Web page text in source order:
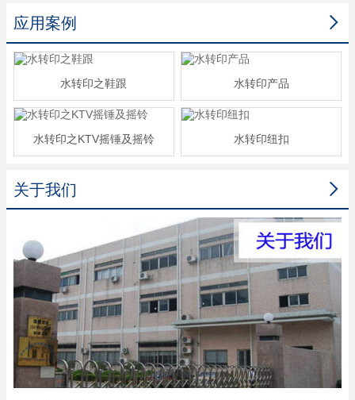

应用案例
水转印之鞋跟 水转印产品
水转印之KTV摇锤及摇铃 水转印纽扣

关于我们